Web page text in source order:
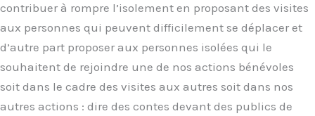
contribuer à rompre l’isolement en proposant des visites
aux personnes qui peuvent difficilement se déplacer et
d’autre part proposer aux personnes isolées qui le
souhaitent de rejoindre une de nos actions bénévoles
soit dans le cadre des visites aux autres soit dans nos
autres actions : dire des contes devant des publics de